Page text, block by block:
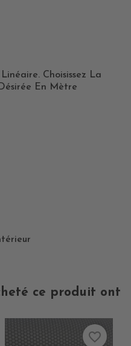
Choisissez La
En Mètre
ce produit ont
favorite_border